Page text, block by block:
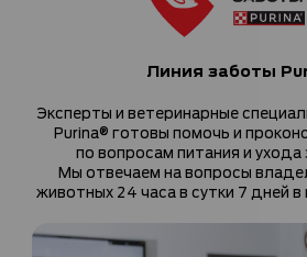
Линия заботы
Эксперты и ветеринарные
Purina® готовы помочь и
по вопросам питания и
Мы отвечаем на вопросы
животных 24 часа в сутки 7 дней